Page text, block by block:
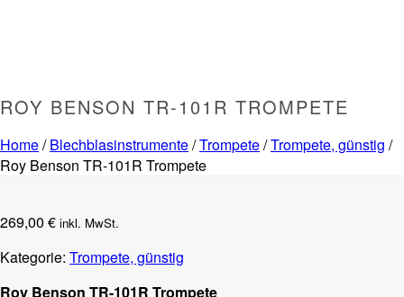
ROY BENSON TR-101R TROMPETE
Home/Blechblasinstrumente/Trompete/Trompete, günstig /
Roy Benson TR-101R Trompete
269,00 € inkl. MwSt.
Kategorie: Trompete, günstig
Roy Benson TR-101R Trompete